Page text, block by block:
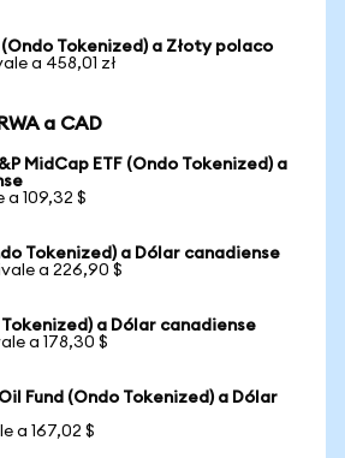
Tokenized) a Złoty polaco
a 458,01 zł
a CAD
MidCap ETF (Ondo Tokenized) a
a 109,32 $
Tokenized) a Dólar canadiense
a 226,90 $
a Dólar canadiense
a 178,30 $
Fund (Ondo Tokenized) a Dólar
a 167,02 $